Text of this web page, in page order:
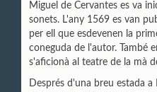
Miguel de Cervantes es va
sonets. L'any 1569 es van
per ell que esdevenen la
coneguda de l'autor. També
s'aficionà al teatre de la mà
Després d'una breu estada